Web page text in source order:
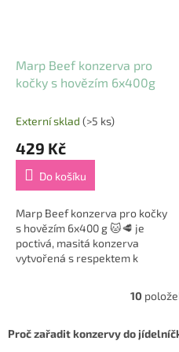
Marp Beef konzerva pro
kočky s hovězím 6x400g
Externí sklad (>5 ks)
429 Kč
Do košíku
Marp Beef konzerva pro kočky
s hovězím 6x400 g 🐱🥩 je
poctivá, masitá konzerva
vytvořená s respektem k
l
10
Proč zařadit konzervy do